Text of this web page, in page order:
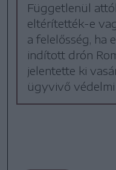
Függetlenül
eltérítették-e
a felelősség, ha
indított drón
jelentette ki
ügyvivő védelmi